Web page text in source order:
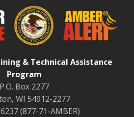
& Technical Assistance
Program
P.O. Box 2277
WI 54912-2277
(877-71-AMBER)